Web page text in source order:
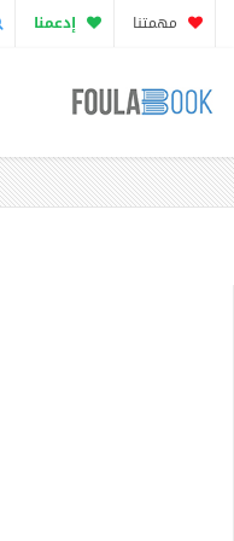
مهمتنا إدعمنا